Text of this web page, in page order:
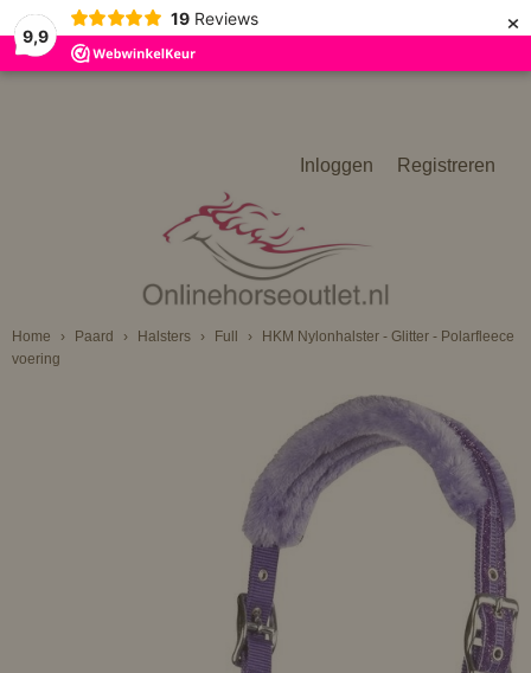
9,9
19 Reviews ×
Inloggen Registreren
Home › Paard › Halsters › Full ›
HKM Nylonhalster - Glitter - Polarfleece
voering